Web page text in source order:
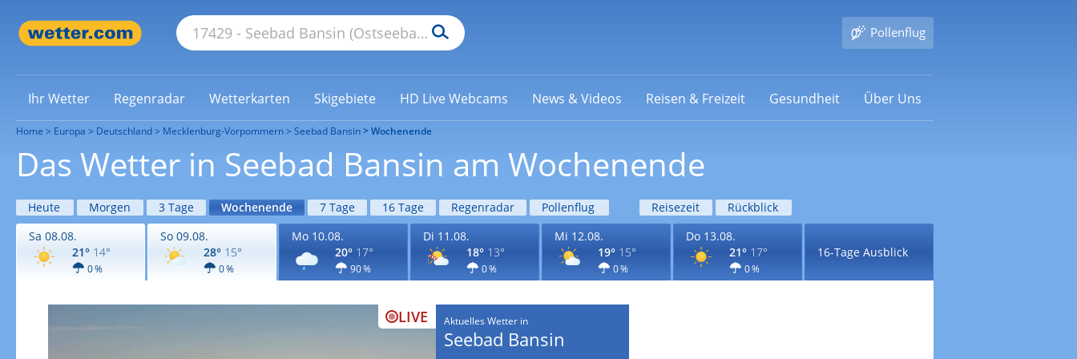
Pollenflug
Ihr Wetter Regenradar Wetterkarten Skigebiete HD Live Webcams News & Videos Reisen & Freizeit Gesundheit Über Uns
Home Europa Deutschland Mecklenburg-Vorpommern Seebad Bansin Wochenende
Das Wetter in Seebad Bansin am Wochenende
Heute Morgen 3 Tage Wochenende 7 Tage 16 Tage Regenradar Pollenflug Reisezeit
Rückblick
Sa 08.08.
21° 14°
0 %
So 09.08.
28° 15°
0 %
Mo 10.08.
20° 17°
90 %
Di 11.08.
18° 13°
0 %
Mi 12.08.
19° 15°
0 %
Do 13.08.
21° 17°
0 %
16-Tage Ausblick
LIVE Aktuelles Wetter in
Seebad Bansin